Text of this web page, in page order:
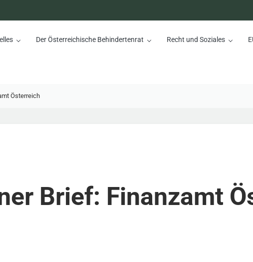
Der Österreichische Behindertenrat Recht und Soziales
Österreich
Brief: Finanzamt